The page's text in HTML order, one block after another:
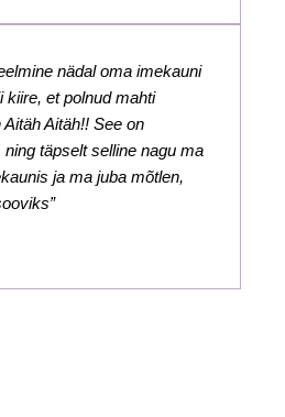
nädal oma imekauni
kiire, et polnud mahti
Aitäh!! See on
täpselt selline nagu ma
ja ma juba mõtlen,